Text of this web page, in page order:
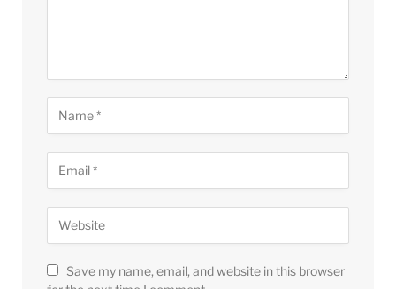
Save my name, email, and website in this browser